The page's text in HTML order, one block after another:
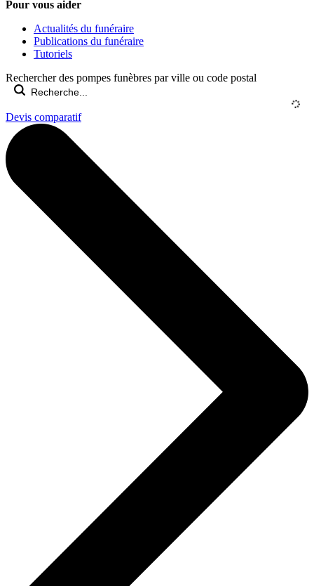
Pour vous aider
Actualités du funéraire
Publications du funéraire
Tutoriels
Rechercher des pompes funèbres par ville ou code postal
Devis comparatif